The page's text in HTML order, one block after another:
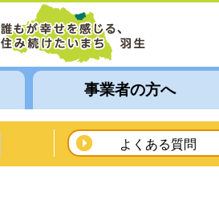
事業者の方へ
よくある質問